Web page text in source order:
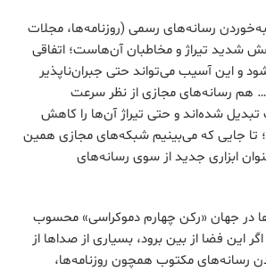
رسانه‌های رسمی (روزنامه‌ها، مجلات
شدید تیراژ و مخاطبان آن‌هاست؛ اتفاقی
و این آسیب می‌تواند حتی جبران‌ناپذیر
… هم رسانه‌های مجازی از نظر سرعت
شده‌اند و حتی تیراژ آن‌ها را کاهش
تا جایی که می‌بینیم شبکه‌های مجازی همین
ابزاری جدید از سوی رسانه‌های
در جهان «رکن چهارم دموکراسی» محسوب
فضا از بین برود، بسیاری از صداها از
مکتوب همچون روزنامه‌ها،